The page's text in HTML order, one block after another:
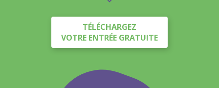
TÉLÉCHARGEZ
VOTRE ENTRÉE GRATUITE